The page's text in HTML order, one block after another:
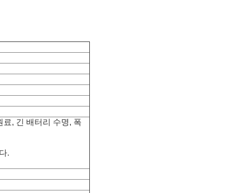
, 긴 배터리 수명, 폭
.